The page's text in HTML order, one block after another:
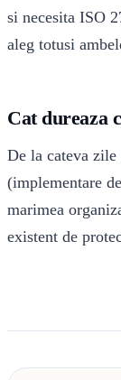
si necesita ISO
aleg totusi
Cat dureaza
De la cateva
(implementare
marimea
existent de